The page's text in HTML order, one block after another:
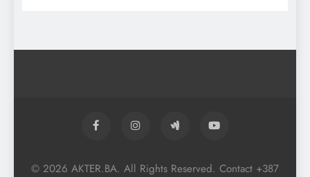
© 2026 AKTER.BA. All Rights Reserved. Contact +387